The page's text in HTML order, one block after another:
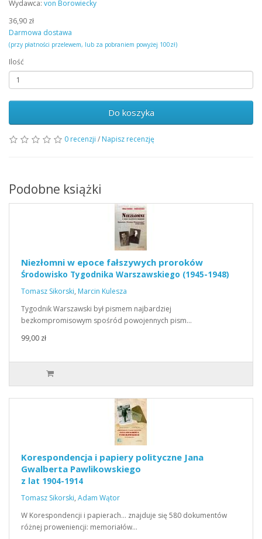
Wydawca: von Borowiecky
36,90 zł
Darmowa dostawa
(przy płatności przelewem, lub za pobraniem powyżej 100zł)
Ilość
Do koszyka
0 recenzji / Napisz recenzję
Podobne książki
Niezłomni w epoce fałszywych proroków
Środowisko Tygodnika Warszawskiego (1945-1948)
Tomasz Sikorski, Marcin Kulesza
Tygodnik Warszawski był pismem najbardziej
bezkompromisowym spośród powojennych pism…
99,00 zł
Korespondencja i papiery polityczne Jana
Gwalberta Pawlikowskiego
z lat 1904-1914
Tomasz Sikorski, Adam Wątor
W Korespondencji i papierach… znajduje się 580 dokumentów
różnej proweniencji: memoriałów…